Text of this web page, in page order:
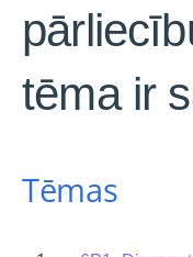
tēma ir
Tēmas